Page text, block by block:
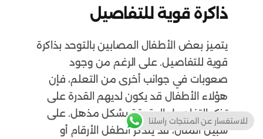
ذاكرة قوية للتفاصيل
يتميز بعض الأطفال المصابين بالتوحد بذاكرة
قوية للتفاصيل. على الرغم من وجود
صعوبات في جوانب أخرى من التعلم، فإن
هؤلاء الأطفال قد يكون لديهم القدرة على
تذكر التفاصيل الدقيقة بشكل مذهل. على
سبيل المثال، قد يتذكر الطفل الأرقام أو
للاستفسار عن المنتجات راسلنا